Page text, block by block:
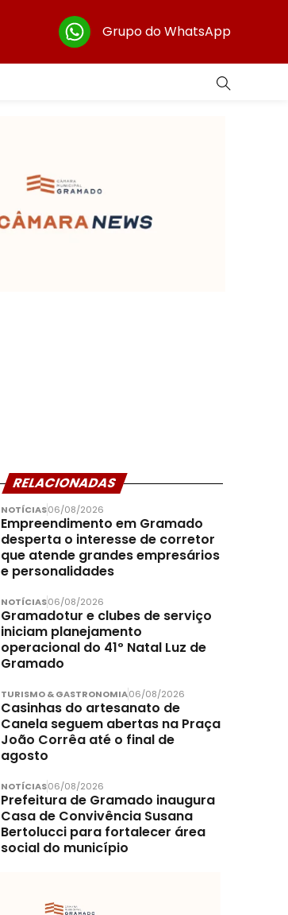
Grupo do WhatsApp
RELACIONADAS
NOTÍCIAS06/08/2026
Empreendimento em Gramado
desperta o interesse de corretor
que atende grandes empresários
e personalidades
NOTÍCIAS06/08/2026
Gramadotur e clubes de serviço
iniciam planejamento
operacional do 41º Natal Luz de
Gramado
TURISMO & GASTRONOMIA06/08/2026
Casinhas do artesanato de
Canela seguem abertas na Praça
João Corrêa até o final de
agosto
NOTÍCIAS06/08/2026
Prefeitura de Gramado inaugura
Casa de Convivência Susana
Bertolucci para fortalecer área
social do município